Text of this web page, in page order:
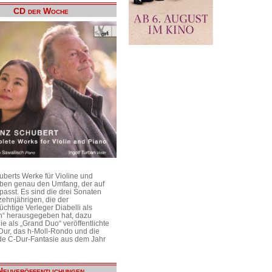
CD der Woche
Werke für Violine und
genau den Umfang, der auf
Es sind die drei Sonaten
die der
Verleger Diabelli als
herausgegeben hat, dazu
als „Grand Duo“ veröffentlichte
das h-Moll-Rondo und die
C-Dur-Fantasie aus dem Jahr